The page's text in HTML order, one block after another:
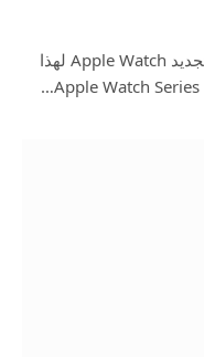
لدى Apple تغييرات كبيرة في متجرها لتجديد Apple Watch لهذا